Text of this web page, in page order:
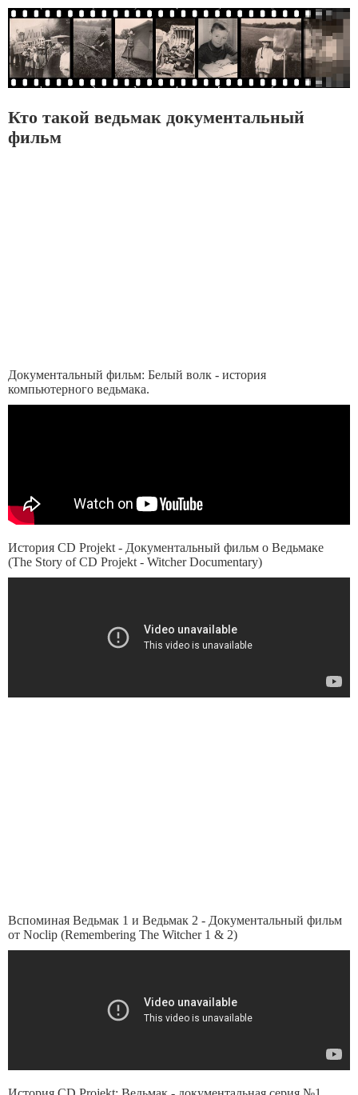
Кто такой ведьмак документальный
фильм
Документальный фильм: Белый волк - история
компьютерного ведьмака.
История CD Projekt - Документальный фильм о Ведьмаке
(The Story of CD Projekt - Witcher Documentary)
Вспоминая Ведьмак 1 и Ведьмак 2 - Документальный фильм
от Noclip (Remembering The Witcher 1 & 2)